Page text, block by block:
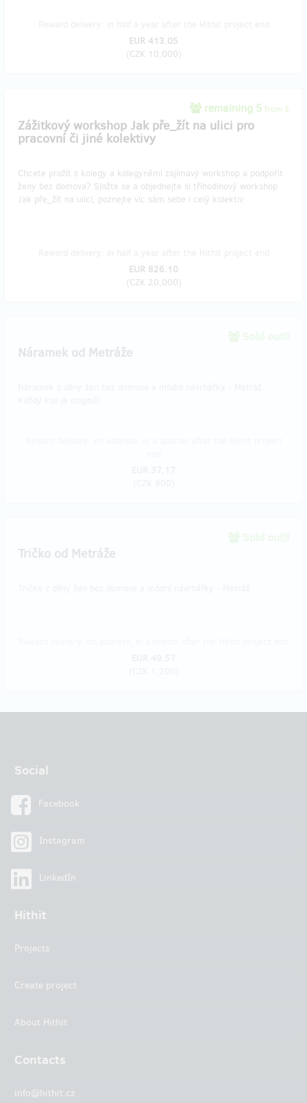
EUR 413.05
(CZK 10,000)
remaining 5 from 5
Zážitkový workshop Jak pře_žít na ulici pro
pracovní či jiné kolektivy
Chcete prožít s kolegy a kolegyněmi zajímavý workshop a podpořit
ženy bez domova? Složte se a objednejte si tříhodinový workshop
Jak pře_žít na ulici, poznejte víc sám sebe i celý kolektiv.
EUR 826.10
(CZK 20,000)
Náramek od Metráže
Tričko od Metráže
Social
Facebook
Instagram
LinkedIn
Hithit
Projects
Create project
About Hithit
Contacts
info@hithit.cz